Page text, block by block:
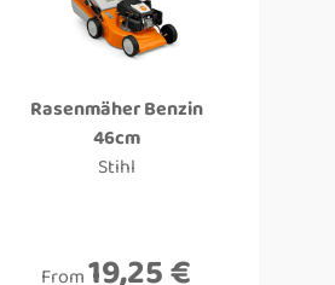
Rasenmäher Benzin
46cm
Stihl
From